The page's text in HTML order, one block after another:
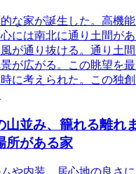
な家が誕生した。高機
には南北に通り土間が
が通り抜ける。通り土
が広がる。この眺望を
に考えられた。この独
山並み、籠れる離
所がある家